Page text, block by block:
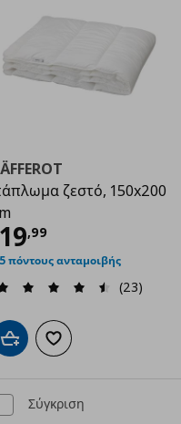
79,99
ζεστό, 150x200
19,99
πόντους ανταμοιβής
(23)
Προσθήκη στο καλάθι
Προσθήκη στα
Σύγκριση